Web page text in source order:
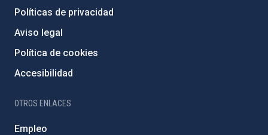
Políticas de privacidad
Aviso legal
Política de cookies
Accesibilidad
OTROS ENLACES
Empleo